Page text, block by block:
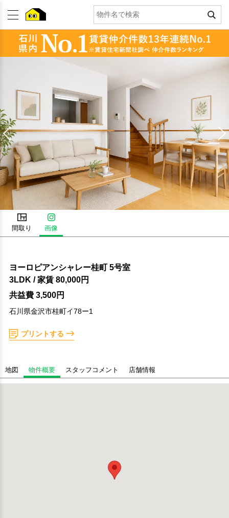
間取り 画像
ヨーロピアンシャレー桂町 5号室
3LDK / 家賃 80,000円
共益費 3,500円
石川県金沢市桂町イ78ー1
プリントする
地図 物件概要 スタッフコメント 店舗情報